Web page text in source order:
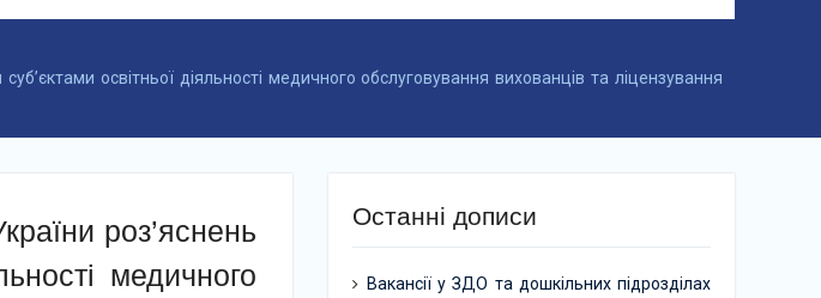
освітньої діяльності медичного обслуговування вихованців та ліцензування
роз’яснень
медичного
Останні дописи
Вакансії у ЗДО та дошкільних підрозділах